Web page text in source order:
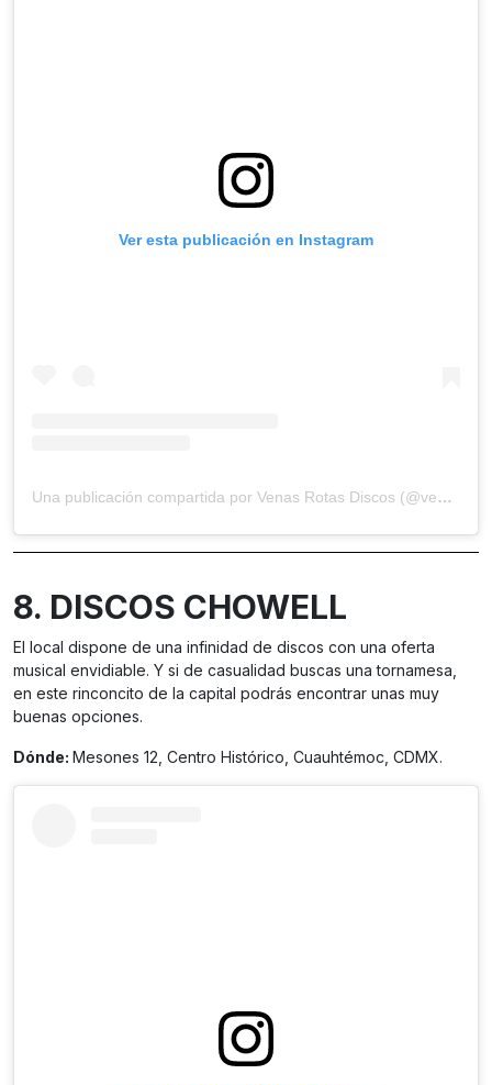
Ver esta publicación en Instagram
Una publicación compartida por Venas Rotas Discos (@venas_rotas_discos)
8. DISCOS CHOWELL
El local dispone de una infinidad de discos con una oferta
musical envidiable. Y si de casualidad buscas una tornamesa,
en este rinconcito de la capital podrás encontrar unas muy
buenas opciones.
Dónde: Mesones 12, Centro Histórico, Cuauhtémoc, CDMX.